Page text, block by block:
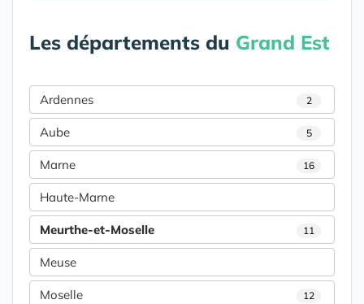
Les départements du Grand Est
Ardennes 2
Aube 5
Marne 16
Haute-Marne
Meurthe-et-Moselle 11
Meuse
Moselle 12